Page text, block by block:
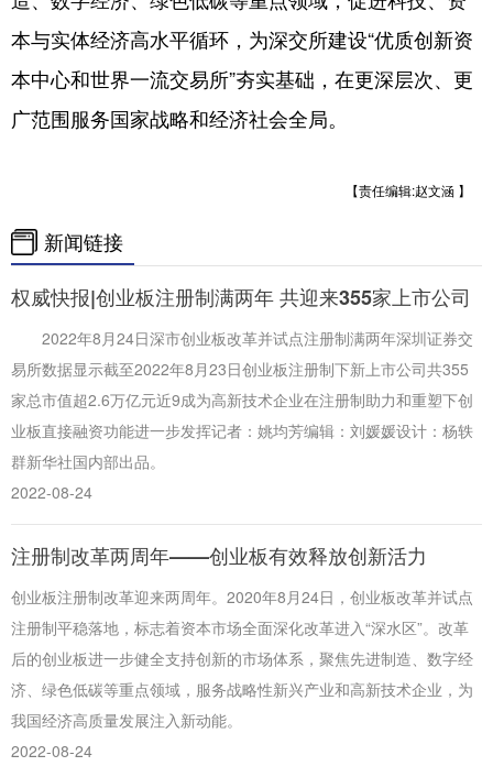
本与实体经济高水平循环，为深交所建设“优质创新资
本中心和世界一流交易所”夯实基础，在更深层次、更
广范围服务国家战略和经济社会全局。
【责任编辑:赵文涵 】
新闻链接
权威快报|创业板注册制满两年 共迎来355家上市公司
2022年8月24日深市创业板改革并试点注册制满两年深圳证券交
易所数据显示截至2022年8月23日创业板注册制下新上市公司共355
家总市值超2.6万亿元近9成为高新技术企业在注册制助力和重塑下创
业板直接融资功能进一步发挥记者：姚均芳编辑：刘媛媛设计：杨轶
群新华社国内部出品。
2022-08-24
注册制改革两周年——创业板有效释放创新活力
创业板注册制改革迎来两周年。2020年8月24日，创业板改革并试点
注册制平稳落地，标志着资本市场全面深化改革进入“深水区”。改革
后的创业板进一步健全支持创新的市场体系，聚焦先进制造、数字经
济、绿色低碳等重点领域，服务战略性新兴产业和高新技术企业，为
我国经济高质量发展注入新动能。
2022-08-24